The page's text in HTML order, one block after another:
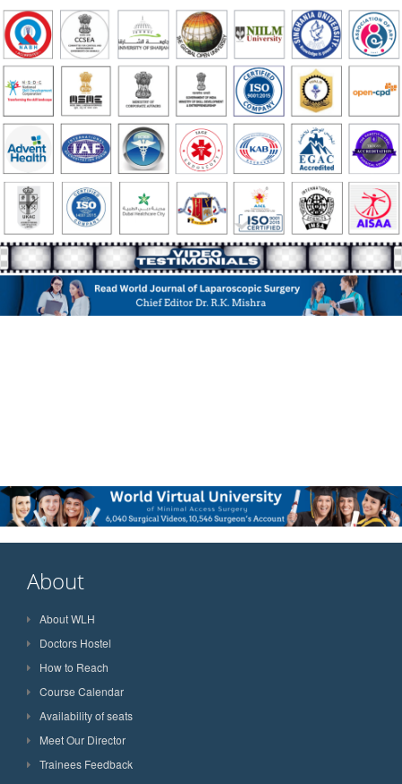
About
About WLH
Doctors Hostel
How to Reach
Course Calendar
Availability of seats
Meet Our Director
Trainees Feedback